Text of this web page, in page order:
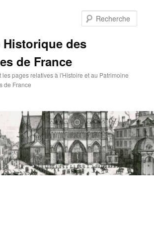
des
de France
pages relatives à l'Histoire et au Patrimoine
de France